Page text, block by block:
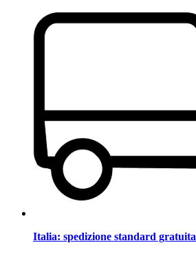
Italia: spedizione standard gratuita